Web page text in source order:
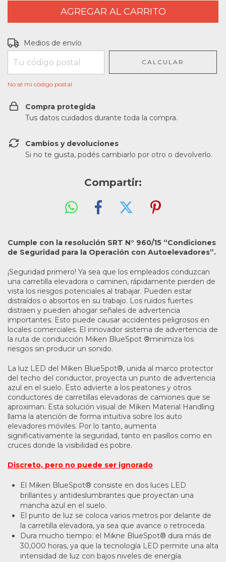
Entregas para el CP:
Medios de envío
CALCULAR
No sé mi código postal
Compra protegida
Tus datos cuidados durante toda la compra.
Cambios y devoluciones
Si no te gusta, podés cambiarlo por otro o devolverlo.
Compartir:
Cumple con la resolución SRT N° 960/15 “Condiciones
de Seguridad para la Operación con Autoelevadores”.
¡Seguridad primero! Ya sea que los empleados conduzcan
una carretilla elevadora o caminen, rápidamente pierden de
vista los riesgos potenciales al trabajar. Pueden estar
distraídos o absortos en su trabajo. Los ruidos fuertes
distraen y pueden ahogar señales de advertencia
importantes. Esto puede causar accidentes peligrosos en
locales comerciales. El innovador sistema de advertencia de
la ruta de conducción Miken BlueSpot ®minimiza los
riesgos sin producir un sonido.
La luz LED del Miken BlueSpot®, unida al marco protector
del techo del conductor, proyecta un punto de advertencia
azul en el suelo. Esto advierte a los peatones y otros
conductores de carretillas elevadoras de camiones que se
aproximan. Esta solución visual de Miken Material Handling
llama la atención de forma intuitiva sobre los auto
elevadores móviles. Por lo tanto, aumenta
significativamente la seguridad, tanto en pasillos como en
cruces donde la visibilidad es pobre.
Discreto, pero no puede ser ignorado
El Miken BlueSpot® consiste en dos luces LED
brillantes y antideslumbrantes que proyectan una
mancha azul en el suelo.
El punto de luz se coloca varios metros por delante de
la carretilla elevadora, ya sea que avance o retroceda.
Dura mucho tiempo: el Mikne BlueSpot® dura más de
30,000 horas, ya que la tecnología LED permite una alta
intensidad de luz con bajos niveles de energía.